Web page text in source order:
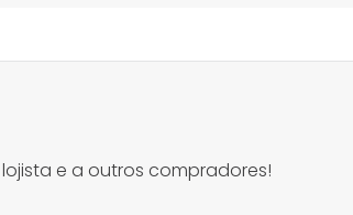
e a outros compradores!